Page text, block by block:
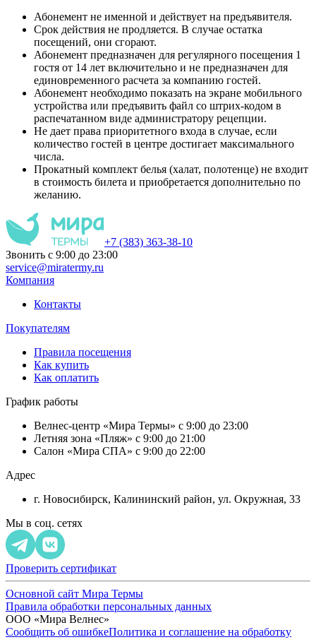
Абонемент не именной и действует на предъявителя.
Срок действия не продляется. В случае остатка
посещений, они сгорают.
Абонемент предназначен для регулярного посещения 1
гостя от 14 лет включительно и не предназначен для
единовременного расчета за компанию гостей.
Абонемент необходимо показать на экране мобильного
устройства или предъявить файл со штрих-кодом в
распечатанном виде администратору рецепции.
Не дает права приоритетного входа в случае, если
количество гостей в центре достигает максимального
числа.
Прокатный комплект белья (халат, полотенце) не входит
в стоимость билета и приобретается дополнительно по
желанию.
+7 (383) 363-38-10
Звонить с 9:00 до 23:00
service@miratermy.ru
Компания
Контакты
Покупателям
Правила посещения
Как купить
Как оплатить
График работы
Велнес-центр «Мира Термы» с 9:00 до 23:00
Летняя зона «Пляж» с 9:00 до 21:00
Салон «Мира СПА» с 9:00 до 22:00
Адрес
г. Новосибирск, Калининский район, ул. Окружная, 33
Мы в соц. сетях
Проверить сертификат
Основной сайт Мира Термы
Правила обработки персональных данных
ООО «Мира Велнес»
Сообщить об ошибкеПолитика и соглашение на обработку